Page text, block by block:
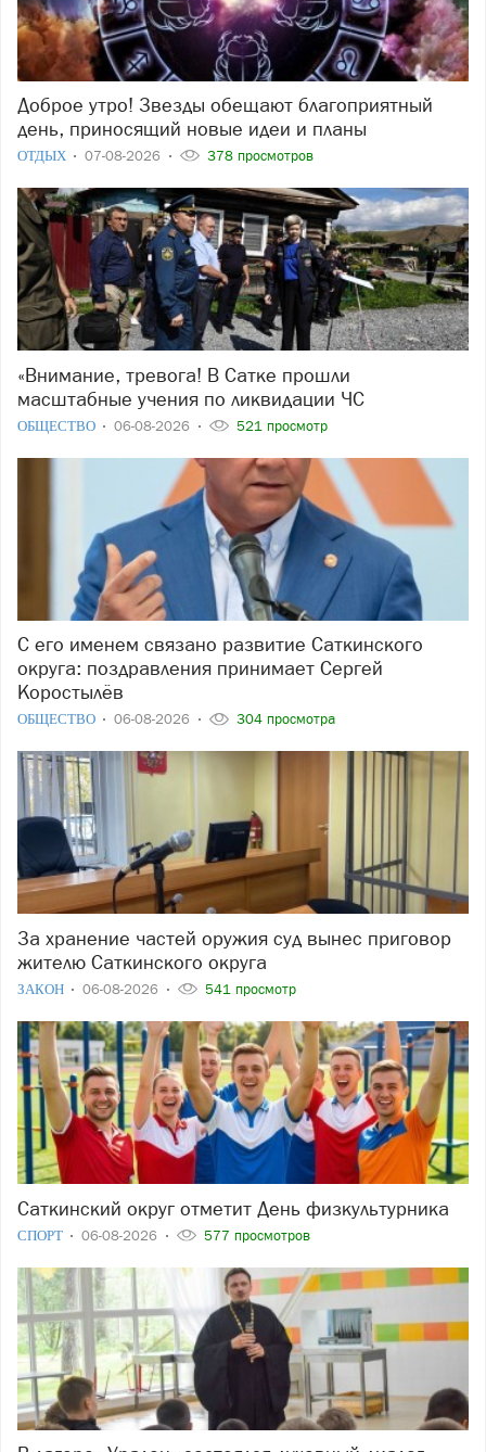
Доброе утро! Звезды обещают благоприятный
день, приносящий новые идеи и планы
ОТДЫХ 07-08-2026 378 просмотров
«Внимание, тревога! В Сатке прошли
масштабные учения по ликвидации ЧС
ОБЩЕСТВО 06-08-2026 521 просмотр
С его именем связано развитие Саткинского
округа: поздравления принимает Сергей
Коростылёв
ОБЩЕСТВО 06-08-2026 304 просмотра
За хранение частей оружия суд вынес приговор
жителю Саткинского округа
ЗАКОН 06-08-2026 541 просмотр
Саткинский округ отметит День физкультурника
СПОРТ 06-08-2026 577 просмотров